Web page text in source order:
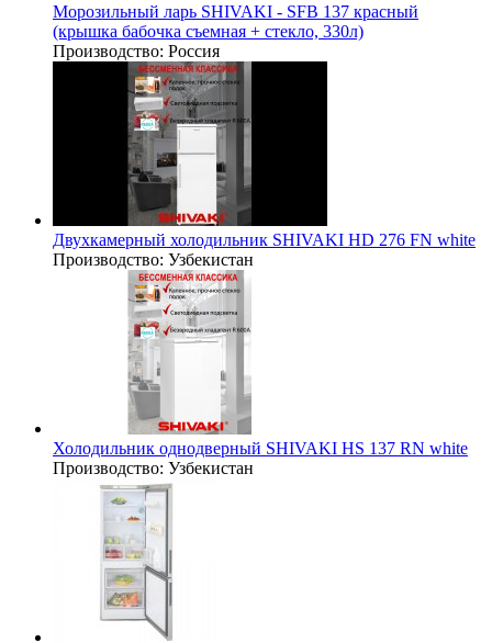
Морозильный ларь SHIVAKI - SFB 137 красный
(крышка бабочка съемная + стекло, 330л)
Производство: Россия
Двухкамерный холодильник SHIVAKI HD 276 FN white
Производство: Узбекистан
Холодильник однодверный SHIVAKI HS 137 RN white
Производство: Узбекистан